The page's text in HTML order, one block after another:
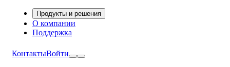
Продукты и решения
О компании
Поддержка
КонтактыВойти